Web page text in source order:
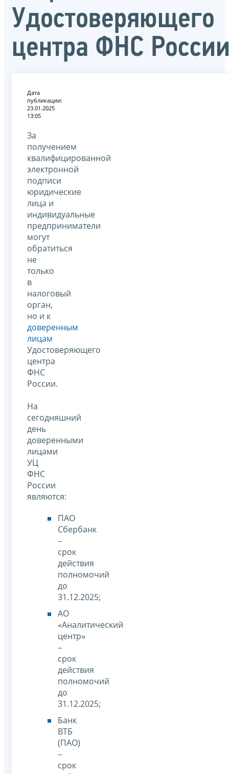
Удостоверяющего
центра ФНС
Дата
публикации:
23.01.2025
13:05
За
получением
квалифицированной
электронной
подписи
юридические
лица и
индивидуальные
предприниматели
могут
обратиться
не
только
в
налоговый
орган,
но и к
доверенным
лицам
Удостоверяющего
центра
ФНС
России.
На
сегодняшний
день
доверенными
лицами
УЦ
ФНС
России
являются:
ПАО
Сбербанк
–
срок
действия
полномочий
до
31.12.2025;
АО
«Аналитический
центр»
–
срок
действия
полномочий
до
31.12.2025;
Банк
ВТБ
(ПАО)
–
срок